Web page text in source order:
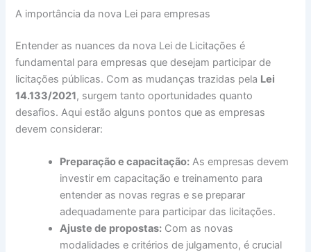
A importância da nova Lei para empresas
Entender as nuances da nova Lei de Licitações é
fundamental para empresas que desejam participar de
licitações públicas. Com as mudanças trazidas pela Lei
14.133/2021, surgem tanto oportunidades quanto
desafios. Aqui estão alguns pontos que as empresas
devem considerar:
Preparação e capacitação: As empresas devem
investir em capacitação e treinamento para
entender as novas regras e se preparar
adequadamente para participar das licitações.
Ajuste de propostas: Com as novas
modalidades e critérios de julgamento, é crucial